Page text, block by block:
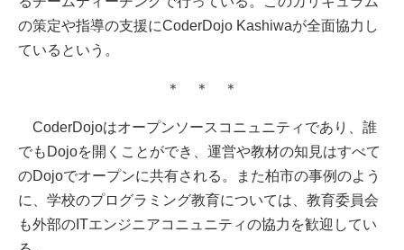
の策定や指導の支援にCoderDojo Kashiwaが全面協力し
ているという。
＊ ＊ ＊
CoderDojoはオープンソースコニュニティであり、誰
でもDojoを開くことができ、運営や教材の知見はすべて
のDojoでオープンに共有される。また柏市の事例のよう
に、学校のプログラミング教育については、教育委員会
も外部のITエンジニアコニュニティの協力を歓迎してい